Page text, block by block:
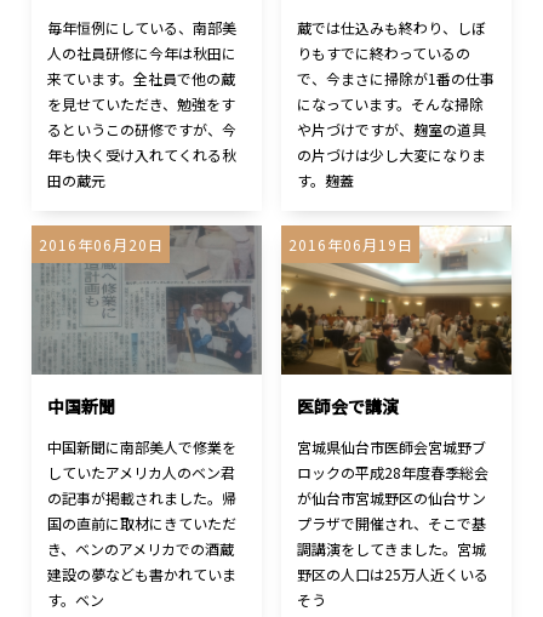
毎年恒例にしている、南部美
人の社員研修に今年は秋田に
来ています。全社員で他の蔵
を見せていただき、勉強をす
るというこの研修ですが、今
年も快く受け入れてくれる秋
田の蔵元
蔵では仕込みも終わり、しぼ
りもすでに終わっているの
で、今まさに掃除が1番の仕事
になっています。そんな掃除
や片づけですが、麹室の道具
の片づけは少し大変になりま
す。麹蓋
2016年06月20日
中国新聞
中国新聞に南部美人で修業を
していたアメリカ人のベン君
の記事が掲載されました。帰
国の直前に取材にきていただ
き、ベンのアメリカでの酒蔵
建設の夢なども書かれていま
す。ベン
2016年06月19日
医師会で講演
宮城県仙台市医師会宮城野ブ
ロックの平成28年度春季総会
が仙台市宮城野区の仙台サン
プラザで開催され、そこで基
調講演をしてきました。宮城
野区の人口は25万人近くいる
そう